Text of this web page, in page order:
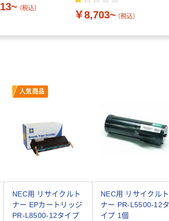
（税込）
￥8,703~ （税込）
人気商品
NEC用 リサイクルト
ナー EPカートリッジ
PR-L8500-12タイプ
NEC用 リサイクルト
ナー PR-L5500-12タ
イプ 1個